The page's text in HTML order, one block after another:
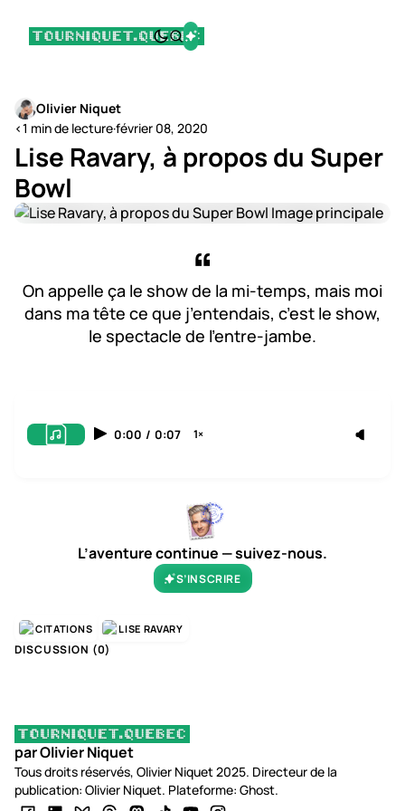
Olivier Niquet
<1 min de lecture·février 08, 2020
Lise Ravary, à propos du Super
Bowl
On appelle ça le show de la mi-temps, mais moi
dans ma tête ce que j’entendais, c’est le show,
le spectacle de l’entre-jambe.
0:00 / 0:07 1×
L’aventure continue — suivez-nous.
S’INSCRIRE
CITATIONS LISE RAVARY
DISCUSSION (0)
par Olivier Niquet
Tous droits réservés, Olivier Niquet 2025. Directeur de la
publication: Olivier Niquet. Plateforme: Ghost.